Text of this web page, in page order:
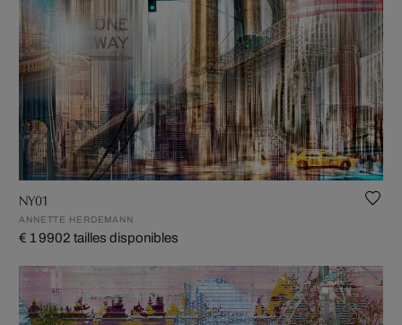
NY01
ANNETTE HERDEMANN
€ 1 9902 tailles disponibles